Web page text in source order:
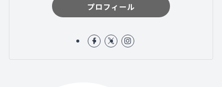
プロフィール